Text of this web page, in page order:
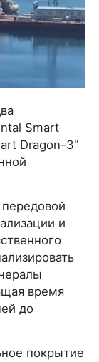
Smart
Dragon-3"
и
время
до
покрытие